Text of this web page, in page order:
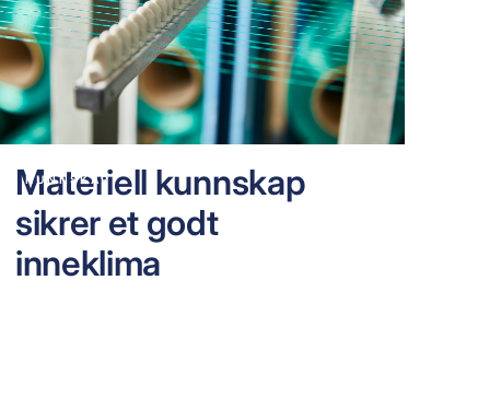
KUNNSKAP
Materiell kunnskap
sikrer et godt
inneklima